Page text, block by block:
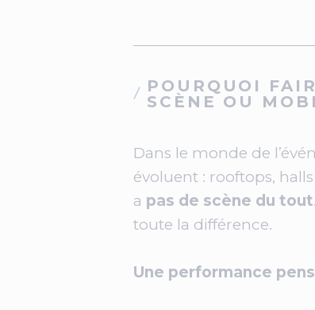
POURQUOI
SCÈNE OU
Dans le monde de
évoluent : rooftops,
a pas de scène du tout
toute la différence.
Une performance